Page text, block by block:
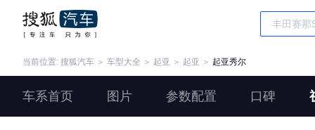
当前位置: 搜狐汽车 ＞ 车型大全 ＞ 起亚 ＞ 起亚 ＞ 起亚秀尔
车系首页 图片 参数配置 口碑